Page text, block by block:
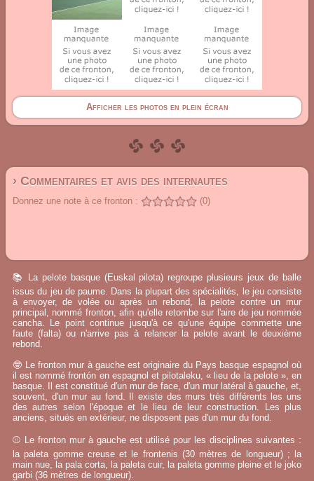
Afficher les photos en plein écran
› Commentaires et avis des internautes
Donnez une note à ce fronton : (0)
📚 La pelote basque (Euskal pilota) regroupe plusieurs jeux de balle
issus du jeu de paume. Dans la plupart des spécialités, le jeu consiste
à envoyer, de volée ou après un rebond, la pelote contre un mur
principal, nommé fronton, afin qu'elle retombe sur l'aire de jeu nommée
cancha. Le point continue jusqu'à ce qu'une équipe commette une
faute (falta) ou n'arrive pas à relancer la pelote avant le deuxième
rebond.
🤓 Le fronton mur à gauche est originaire du Pays basque espagnol où
il est nommé frontón en espagnol et pilotaleku, « lieu de la pelote », en
basque. Il est constitué d'un mur de face, d'un mur latéral à gauche, et,
souvent, d'un mur au fond. Il existe des murs très différents les uns
des autres selon l'époque et le lieu de leur construction. Les plus
anciens, situés en extérieur, ne disposent pas d'un mur du fond.
⚾ Le fronton mur à gauche est utilisé pour les disciplines suivantes :
la paleta gomme creuse et le frontenis (30 mètres de longueur) ; la
main nue, la pala corta, la paleta cuir, la paleta gomme pleine et le joko
garbi (36 mètres de longueur).